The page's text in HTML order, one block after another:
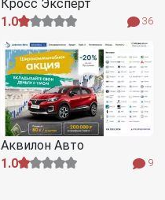
Кросс Эксперт
1.0
36
Аквилон Авто
1.0
9